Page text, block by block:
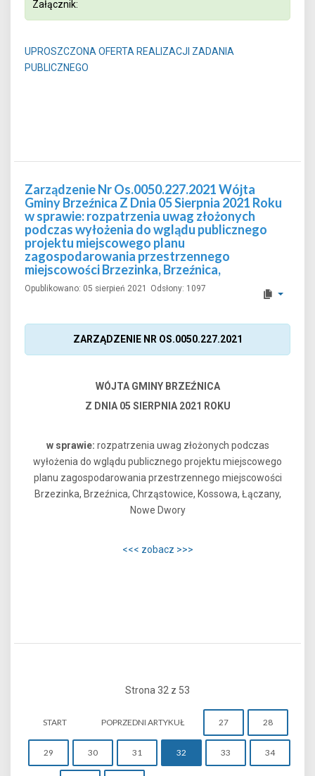
Załącznik:
UPROSZCZONA OFERTA REALIZACJI ZADANIA
PUBLICZNEGO
Zarządzenie Nr Os.0050.227.2021 Wójta
Gminy Brzeźnica Z Dnia 05 Sierpnia 2021 Roku
w sprawie: rozpatrzenia uwag złożonych
podczas wyłożenia do wglądu publicznego
projektu miejscowego planu
zagospodarowania przestrzennego
miejscowości Brzezinka, Brzeźnica,
Opublikowano: 05 sierpień 2021 Odsłony: 1097
ZARZĄDZENIE NR OS.0050.227.2021
WÓJTA GMINY BRZEŹNICA
Z DNIA 05 SIERPNIA 2021 ROKU
w sprawie: rozpatrzenia uwag złożonych podczas
wyłożenia do wglądu publicznego projektu miejscowego
planu zagospodarowania przestrzennego miejscowości
Brzezinka, Brzeźnica, Chrząstowice, Kossowa, Łączany,
Nowe Dwory
<<< zobacz >>>
Strona 32 z 53
START POPRZEDNI ARTYKUŁ 27 28
29 30 31 32 33 34